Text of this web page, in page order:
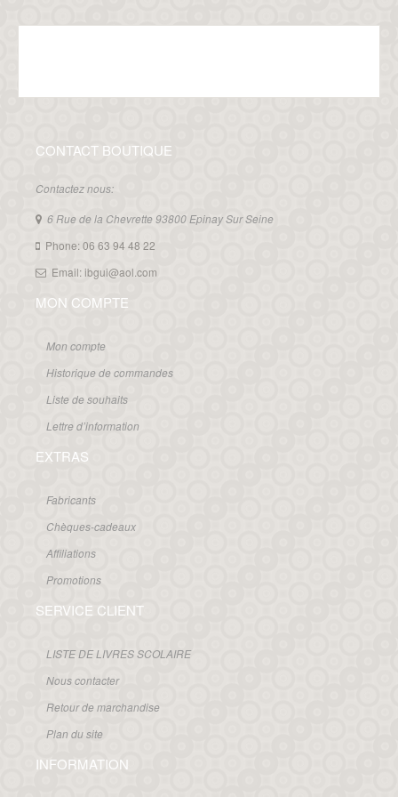
CONTACT BOUTIQUE
Contactez nous:
6 Rue de la Chevrette 93800 Epinay Sur Seine
Phone: 06 63 94 48 22
Email: ibgui@aol.com
MON COMPTE
Mon compte
Historique de commandes
Liste de souhaits
Lettre d’information
EXTRAS
Fabricants
Chèques-cadeaux
Affiliations
Promotions
SERVICE CLIENT
LISTE DE LIVRES SCOLAIRE
Nous contacter
Retour de marchandise
Plan du site
INFORMATION